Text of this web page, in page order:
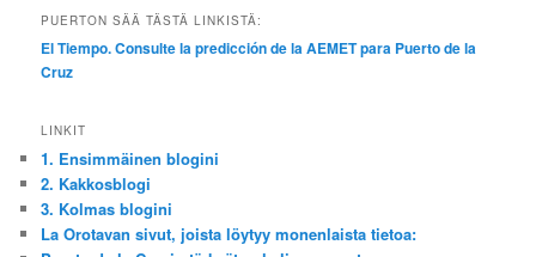
PUERTON SÄÄ TÄSTÄ LINKISTÄ:
El Tiempo. Consulte la predicción de la AEMET para Puerto de la
Cruz
LINKIT
1. Ensimmäinen blogini
2. Kakkosblogi
3. Kolmas blogini
La Orotavan sivut, joista löytyy monenlaista tietoa: